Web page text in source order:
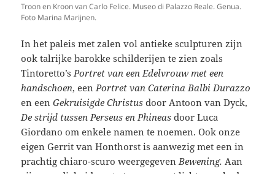
Troon en Kroon van Carlo Felice. Museo di Palazzo Reale. Genua.
Foto Marina Marijnen.
In het paleis met zalen vol antieke sculpturen zijn
ook talrijke barokke schilderijen te zien zoals
Tintoretto’s Portret van een Edelvrouw met een
handschoen, een Portret van Caterina Balbi Durazzo
en een Gekruisigde Christusdoor Antoon van Dyck,
De strijd tussen Perseus en Phineasdoor Luca
Giordano om enkele namen te noemen. Ook onze
eigen Gerrit van Honthorst is aanwezig met een in
prachtig chiaro-scuro weergegeven Bewening. Aan